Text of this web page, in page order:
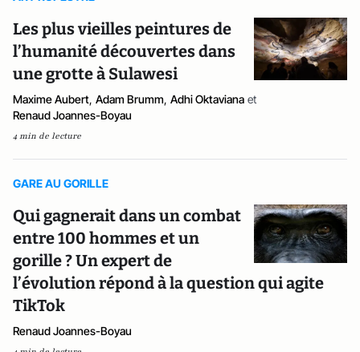
Les plus vieilles peintures de
l’humanité découvertes dans
une grotte à Sulawesi
Maxime Aubert, Adam Brumm, Adhi Oktaviana et
Renaud Joannes-Boyau
4 min de lecture
GARE AU GORILLE
Qui gagnerait dans un combat
entre 100 hommes et un
gorille ? Un expert de
l’évolution répond à la question qui agite
TikTok
Renaud Joannes-Boyau